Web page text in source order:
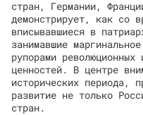
стран, Германии,
демонстрирует, как со
вписывавшиеся в
занимавшие
рупорами
ценностей. В центре
исторических периода,
развитие не только
стран.